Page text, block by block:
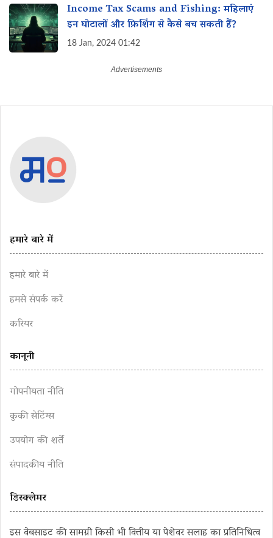
Income Tax Scams and Fishing: महिलाएं
इन घोटालों और फ़िशिंग से कैसे बच सकती हैं?
18 Jan, 2024 01:42
हमारे बारे में
हमारे बारे में
हमसे संपर्क करें
करियर
कानूनी
गोपनीयता नीति
कुकी सेटिंग्स
उपयोग की शर्तें
संपादकीय नीति
डिस्क्लेमर
इस वेबसाइट की सामग्री किसी भी वित्तीय या पेशेवर सलाह का प्रतिनिधित्व